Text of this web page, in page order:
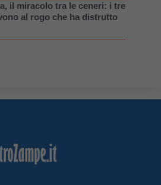
il miracolo tra le ceneri: i tre
al rogo che ha distrutto